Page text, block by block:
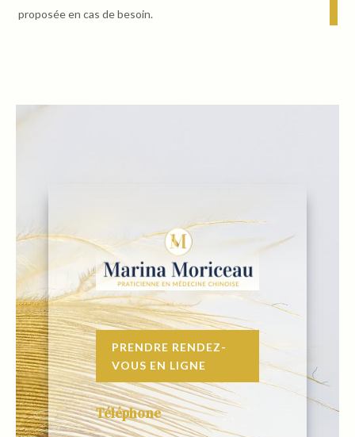
proposée en cas de besoin.
PRENDRE RENDEZ-
VOUS EN LIGNE
Téléphone